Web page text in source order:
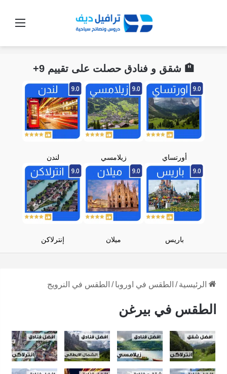
🏨 شقق و فنادق حصلت على تقييم 9+
أورتساي زيلامسي لندن
باريس ميلان إنترلاكن
الرئيسية / الطقس في اوروبا / الطقس في النرويج
الطقس في بيرغن